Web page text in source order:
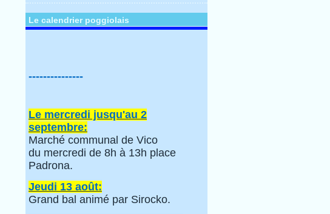
Le calendrier poggiolais
---------------
Le mercredi jusqu'au 2
septembre:
Marché communal de Vico
du mercredi de 8h à 13h place
Padrona.
Jeudi 13 août:
Grand bal animé par Sirocko.